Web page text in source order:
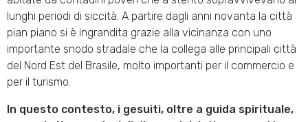
lunghi periodi di siccità. A partire dagli anni novanta la città
pian piano si è ingrandita grazie alla vicinanza con uno
importante snodo stradale che la collega alle principali città
del Nord Est del Brasile, molto importanti per il commercio e
per il turismo.
In questo contesto, i gesuiti, oltre a guida spirituale,